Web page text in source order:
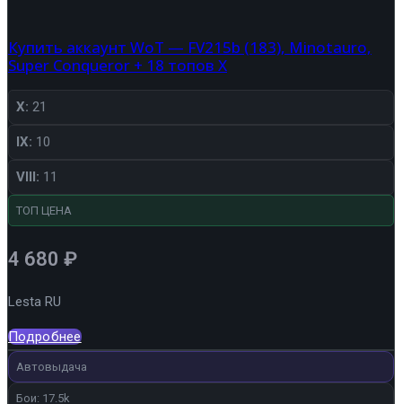
Купить аккаунт WoT — FV215b (183), Minotauro,
Super Conqueror + 18 топов X
X: 21
IX: 10
VIII: 11
ТОП ЦЕНА
4 680 ₽
Lesta RU
Подробнее
Автовыдача
Бои: 17.5k